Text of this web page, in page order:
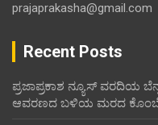
prajaprakasha@gmail.com
Recent Posts
ಪ್ರಜಾಪ್ರಕಾಶ ನ್ಯೂಸ್ ವರದಿಯ
ಆವರಣದ ಬಳಿಯ ಮರದ